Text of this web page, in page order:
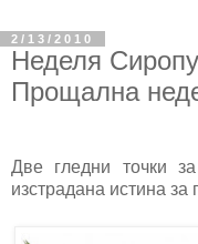
2/13/2010
Неделя
Прощална
Две гледни точки
изстрадана истина за